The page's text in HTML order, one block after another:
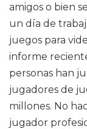
amigos o bien
un día de
juegos para
informe
personas han
jugadores de
millones. No
jugador